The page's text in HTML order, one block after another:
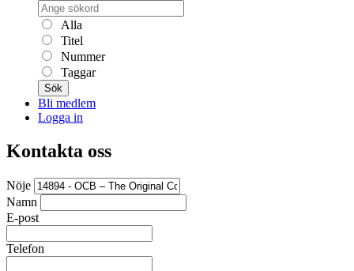
Alla
Titel
Nummer
Taggar
Sök
Bli medlem
Logga in
Kontakta oss
Nöje
Namn
E-post
Telefon